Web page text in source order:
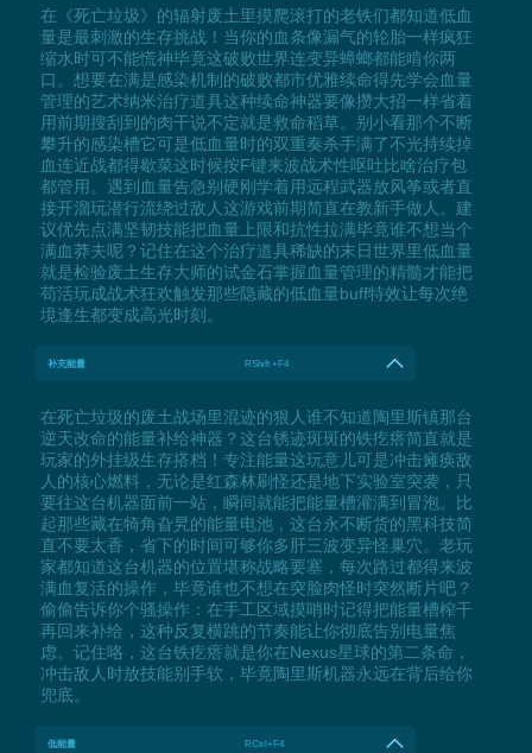
在《死亡垃圾》的辐射废土里摸爬滚打的老铁们都知道低血
量是最刺激的生存挑战！当你的血条像漏气的轮胎一样疯狂
缩水时可不能慌神毕竟这破败世界连变异蟑螂都能啃你两
口。想要在满是感染机制的破败都市优雅续命得先学会血量
管理的艺术纳米治疗道具这种续命神器要像攒大招一样省着
用前期搜刮到的肉干说不定就是救命稻草。别小看那个不断
攀升的感染槽它可是低血量时的双重奏杀手满了不光持续掉
血连近战都得歇菜这时候按F键来波战术性呕吐比啥治疗包
都管用。遇到血量告急别硬刚学着用远程武器放风筝或者直
接开溜玩潜行流绕过敌人这游戏前期简直在教新手做人。建
议优先点满坚韧技能把血量上限和抗性拉满毕竟谁不想当个
满血莽夫呢？记住在这个治疗道具稀缺的末日世界里低血量
就是检验废土生存大师的试金石掌握血量管理的精髓才能把
苟活玩成战术狂欢触发那些隐藏的低血量buff特效让每次绝
境逢生都变成高光时刻。
补充能量 RShift +F4
在死亡垃圾的废土战场里混迹的狠人谁不知道陶里斯镇那台
逆天改命的能量补给神器？这台锈迹斑斑的铁疙瘩简直就是
玩家的外挂级生存搭档！专注能量这玩意儿可是冲击瘫痪敌
人的核心燃料，无论是红森林刷怪还是地下实验室突袭，只
要往这台机器面前一站，瞬间就能把能量槽灌满到冒泡。比
起那些藏在犄角旮旯的能量电池，这台永不断货的黑科技简
直不要太香，省下的时间可够你多肝三波变异怪巢穴。老玩
家都知道这台机器的位置堪称战略要塞，每次路过都得来波
满血复活的操作，毕竟谁也不想在突脸肉怪时突然断片吧？
偷偷告诉你个骚操作：在手工区域摸哨时记得把能量槽榨干
再回来补给，这种反复横跳的节奏能让你彻底告别电量焦
虑。记住咯，这台铁疙瘩就是你在Nexus星球的第二条命，
冲击敌人时放技能别手软，毕竟陶里斯机器永远在背后给你
兜底。
低能量 RCtrl+F4